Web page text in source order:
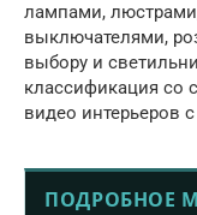
лампами,
выключателями,
выбору и
классификация со
видео интерьеров
ПОДРОБНОЕ